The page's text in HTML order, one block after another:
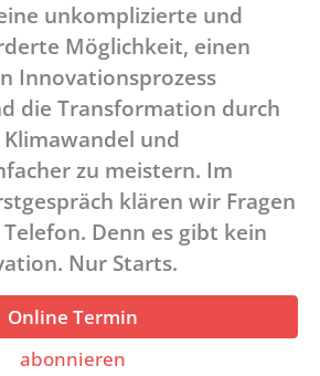
unkomplizierte und
Möglichkeit, einen
Innovationsprozess
die Transformation durch
und
zu meistern. Im
klären wir Fragen
Denn es gibt kein
Nur Starts.
Online Termin
abonnieren